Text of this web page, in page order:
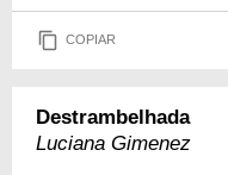
COPIAR
Destrambelhada
Luciana Gimenez